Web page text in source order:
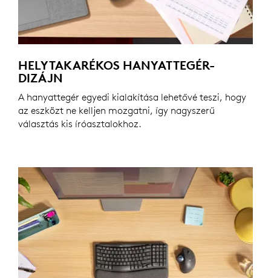
HELYTAKARÉKOS HANYATTEGÉR-
DIZÁJN
A hanyattegér egyedi kialakítása lehetővé teszi, hogy
az eszközt ne kelljen mozgatni, így nagyszerű
választás kis íróasztalokhoz.